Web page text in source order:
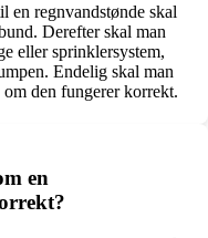
en regnvandstønde skal
Derefter skal man
eller sprinklersystem,
Endelig skal man
den fungerer korrekt.
en